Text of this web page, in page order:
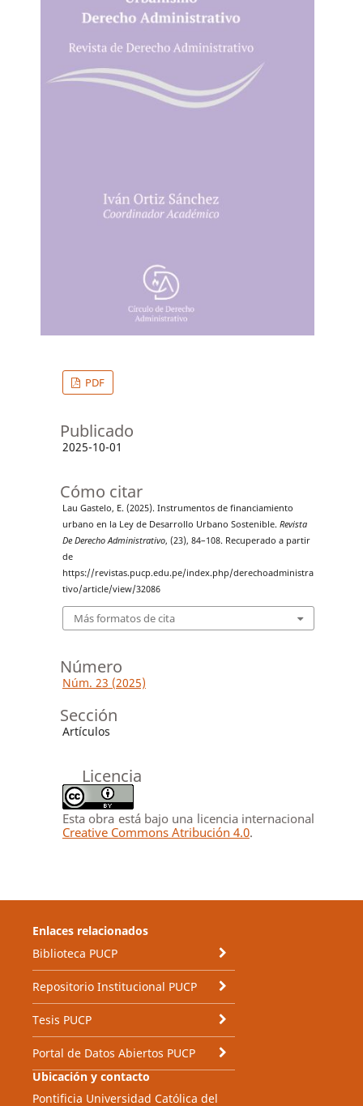
PDF
Publicado
2025-10-01
Cómo citar
Lau Gastelo, E. (2025). Instrumentos de financiamiento
urbano en la Ley de Desarrollo Urbano Sostenible. Revista
De Derecho Administrativo, (23), 84–108. Recuperado a partir
de
https://revistas.pucp.edu.pe/index.php/derechoadministra
tivo/article/view/32086
Más formatos de cita
Número
Núm. 23 (2025)
Sección
Artículos
Licencia
Esta obra está bajo una licencia internacional
Creative Commons Atribución 4.0.
Enlaces relacionados
Biblioteca PUCP
Repositorio Institucional PUCP
Tesis PUCP
Portal de Datos Abiertos PUCP
Ubicación y contacto
Pontificia Universidad Católica del